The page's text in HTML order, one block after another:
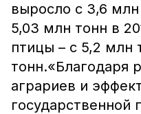
выросло с 3,6
5,03 млн тонн в
птицы – с 5,2 млн
тонн.«Благодаря
аграриев и
государственной